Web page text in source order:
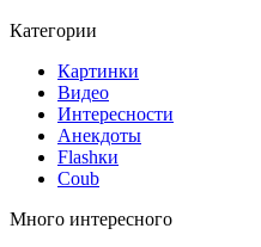
Категории
Картинки
Видео
Интересности
Анекдоты
Flashки
Coub
Много интересного